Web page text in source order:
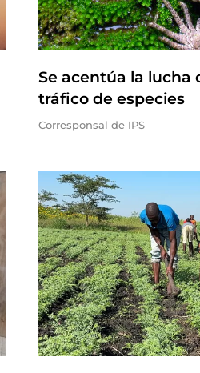
Se acentúa la lucha
tráfico de especies
Corresponsal de IPS